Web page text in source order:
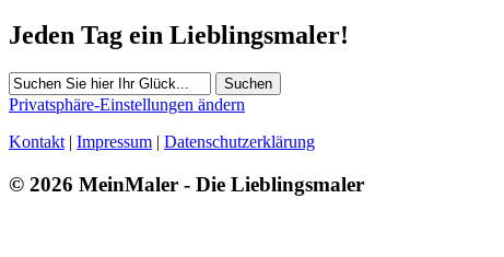
Jeden Tag ein Lieblingsmaler!
Suchen
Privatsphäre-Einstellungen ändern
Kontakt | Impressum | Datenschutzerklärung
© 2026 MeinMaler - Die Lieblingsmaler